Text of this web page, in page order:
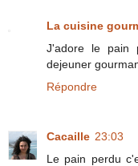
La cuisine
J'adore le pain
dejeuner
Répondre
Cacaille 23:03
Le pain perdu